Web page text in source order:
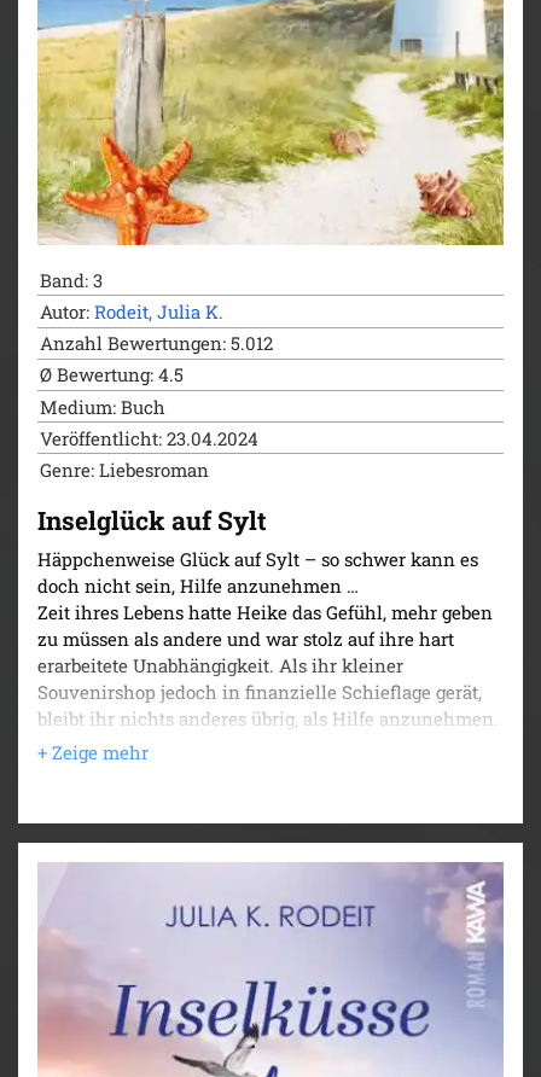
Band: 3
Autor: Rodeit, Julia K.
Anzahl Bewertungen: 5.012
Ø Bewertung: 4.5
Medium: Buch
Veröffentlicht: 23.04.2024
Genre: Liebesroman
Inselglück auf Sylt
Häppchenweise Glück auf Sylt – so schwer kann es
doch nicht sein, Hilfe anzunehmen …
Zeit ihres Lebens hatte Heike das Gefühl, mehr geben
zu müssen als andere und war stolz auf ihre hart
erarbeitete Unabhängigkeit. Als ihr kleiner
Souvenirshop jedoch in finanzielle Schieflage gerät,
bleibt ihr nichts anderes übrig, als Hilfe anzunehmen.
Wenn das nur nicht so verdammt schwer wäre! Und
wenn es nicht ausgerechnet Joe, der neue Koch im
anbietet. Er ist nicht nur äußerst geschickt im
Umgang mit Baumaterial, er versteht es auch, Heikes
Heike ist hin und hergerissen. So schwer kann es
doch nicht sein, Hilfe anzunehmen. Doch
ausgerechnet von Joe, der selbst ein Geheimnis
verbirgt, das seinem Lebensglück im Weg steht …?
Tauche ein in die traumhaft schöne Kulisse von Sylt –
der neue Roman aus der Feder von Bestseller-Autorin
Julia K. Rodeit.